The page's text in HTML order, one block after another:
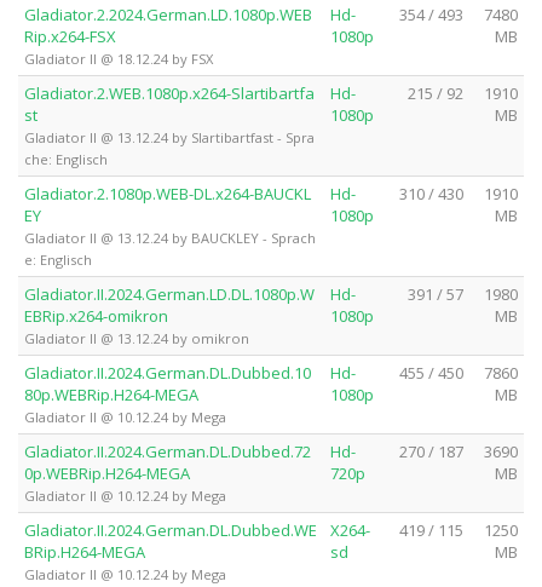
Gladiator.2.2024.German.LD.1080p.WEB
Rip.x264-FSX
Gladiator II @ 18.12.24 by FSX
Hd-
1080p
354 / 493
7480
MB
Gladiator.2.WEB.1080p.x264-Slartibartfa
st
Gladiator II @ 13.12.24 by Slartibartfast - Spra
che: Englisch
Hd-
1080p
215 / 92
1910
MB
Gladiator.2.1080p.WEB-DL.x264-BAUCKL
EY
Gladiator II @ 13.12.24 by BAUCKLEY - Sprach
e: Englisch
Hd-
1080p
310 / 430
1910
MB
Gladiator.II.2024.German.LD.DL.1080p.W
EBRip.x264-omikron
Gladiator II @ 13.12.24 by omikron
Hd-
1080p
391 / 57
1980
MB
Gladiator.II.2024.German.DL.Dubbed.10
80p.WEBRip.H264-MEGA
Gladiator II @ 10.12.24 by Mega
Hd-
1080p
455 / 450
7860
MB
Gladiator.II.2024.German.DL.Dubbed.72
0p.WEBRip.H264-MEGA
Gladiator II @ 10.12.24 by Mega
Hd-
720p
270 / 187
3690
MB
Gladiator.II.2024.German.DL.Dubbed.WE
BRip.H264-MEGA
Gladiator II @ 10.12.24 by Mega
X264-
sd
419 / 115
1250
MB